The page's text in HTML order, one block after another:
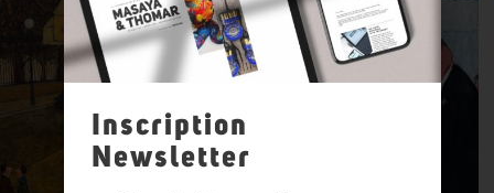
Inscription
Newsletter